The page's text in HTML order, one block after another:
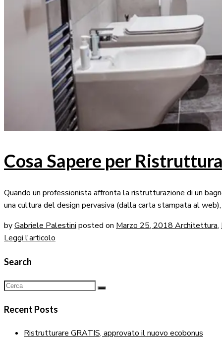
Cosa Sapere per
Quando un professionista affronta la ristrutturazione di un
una cultura del design pervasiva (dalla carta stampata al
byGabriele Palestini posted on Marzo 25, 2018 Architettura,
Leggi l'articolo
Search
Recent Posts
Ristrutturare GRATIS, approvato il nuovo ecobonus